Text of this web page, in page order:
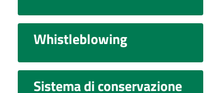
Whistleblowing
Sistema di conservazione